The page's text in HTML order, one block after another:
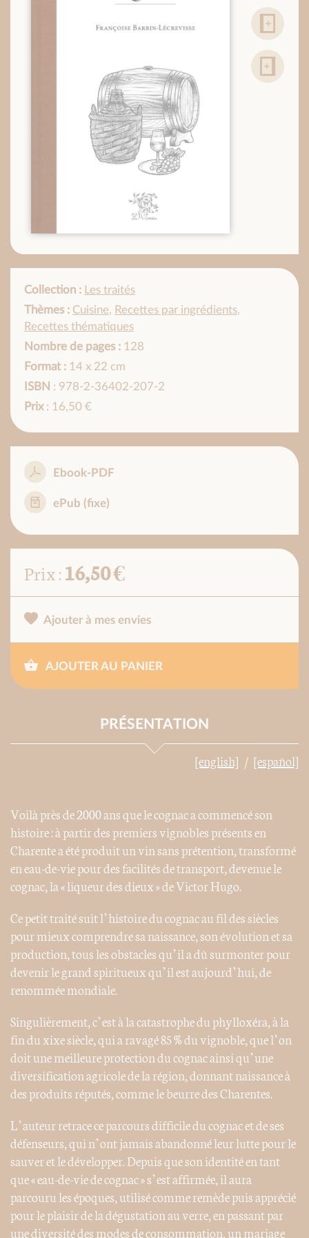
Collection : Les traités
Thèmes : Cuisine, Recettes par ingrédients,
Recettes thématiques
Nombre de pages : 128
Format : 14 x 22 cm
ISBN : 978-2-36402-207-2
Prix: 16,50 €
Ebook-PDF
ePub (fixe)
Prix :16,50 €
Ajouter à mes envies
AJOUTER AU PANIER
PRÉSENTATION
[english] [español]
Voilà près de 2000 ans que le cognac a commencé son
histoire : à partir des premiers vignobles présents en
Charente a été produit un vin sans prétention, transformé
en eau-de-vie pour des facilités de transport, devenue le
cognac, la « liqueur des dieux » de Victor Hugo.
Ce petit traité suit l’histoire du cognac au fil des siècles
pour mieux comprendre sa naissance, son évolution et sa
production, tous les obstacles qu’il a dû surmonter pour
devenir le grand spiritueux qu’il est aujourd’hui, de
renommée mondiale.
Singulièrement, c’est à la catastrophe du phylloxéra, à la
fin du xixe siècle, qui a ravagé 85 % du vignoble, que l’on
doit une meilleure protection du cognac ainsi qu’une
diversification agricole de la région, donnant naissance à
des produits réputés, comme le beurre des Charentes.
L’auteur retrace ce parcours difficile du cognac et de ses
défenseurs, qui n’ont jamais abandonné leur lutte pour le
sauver et le développer. Depuis que son identité en tant
que « eau-de-vie de cognac » s’est affirmée, il aura
parcouru les époques, utilisé comme remède puis apprécié
pour le plaisir de la dégustation au verre, en passant par
une diversité des modes de consommation, un mariage